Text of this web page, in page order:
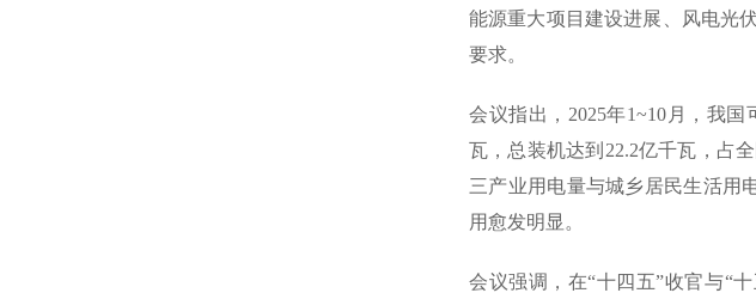
能源重大项目建设进展、风电光
要求。
会议指出，2025年1~10月，我
瓦，总装机达到22.2亿千瓦，占
三产业用电量与城乡居民生活用
用愈发明显。
会议强调，在“十四五”收官与“